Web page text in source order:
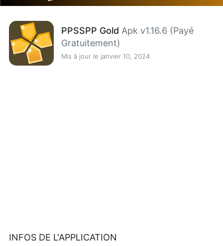
PPSSPP Gold Apk v1.16.6 (Payé
Gratuitement)
Mis à jour le janvier 10, 2024
INFOS DE L'APPLICATION